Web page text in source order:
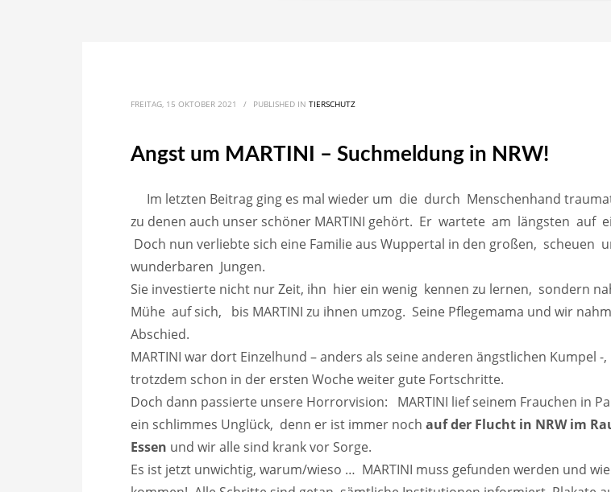
FREITAG, 15 OKTOBER 2021 / PUBLISHED IN TIERSCHUTZ
Angst um MARTINI – Suchmeldung in NRW!
Im letzten Beitrag ging es mal wieder um die durch Menschenhand
zu denen auch unser schöner MARTINI gehört. Er wartete am längsten auf
Doch nun verliebte sich eine Familie aus Wuppertal in den großen, scheuen
wunderbaren Jungen.
Sie investierte nicht nur Zeit, ihn hier ein wenig kennen zu lernen, sondern
Mühe auf sich, bis MARTINI zu ihnen umzog. Seine Pflegemama und wir
Abschied.
MARTINI war dort Einzelhund – anders als seine anderen ängstlichen Kumpel
trotzdem schon in der ersten Woche weiter gute Fortschritte.
Doch dann passierte unsere Horrorvision: MARTINI lief seinem Frauchen in
ein schlimmes Unglück, denn er ist immer noch auf der Flucht in NRW im
Essen und wir alle sind krank vor Sorge.
Es ist jetzt unwichtig, warum/wieso … MARTINI muss gefunden werden und